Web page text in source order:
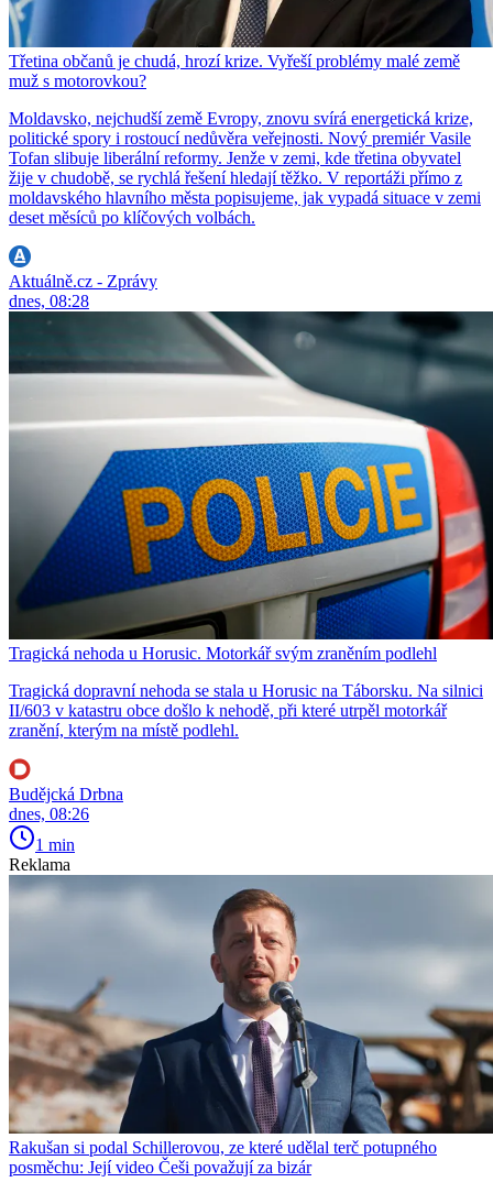
Třetina občanů je chudá, hrozí krize. Vyřeší problémy malé země
muž s motorovkou?
Moldavsko, nejchudší země Evropy, znovu svírá energetická krize,
politické spory i rostoucí nedůvěra veřejnosti. Nový premiér Vasile
Tofan slibuje liberální reformy. Jenže v zemi, kde třetina obyvatel
žije v chudobě, se rychlá řešení hledají těžko. V reportáži přímo z
moldavského hlavního města popisujeme, jak vypadá situace v zemi
deset měsíců po klíčových volbách.
Aktuálně.cz - Zprávy
dnes, 08:28
Tragická nehoda u Horusic. Motorkář svým zraněním podlehl
Tragická dopravní nehoda se stala u Horusic na Táborsku. Na silnici
II/603 v katastru obce došlo k nehodě, při které utrpěl motorkář
zranění, kterým na místě podlehl.
Budějcká Drbna
dnes, 08:26
1 min
Reklama
Rakušan si podal Schillerovou, ze které udělal terč potupného
posměchu: Její video Češi považují za bizár